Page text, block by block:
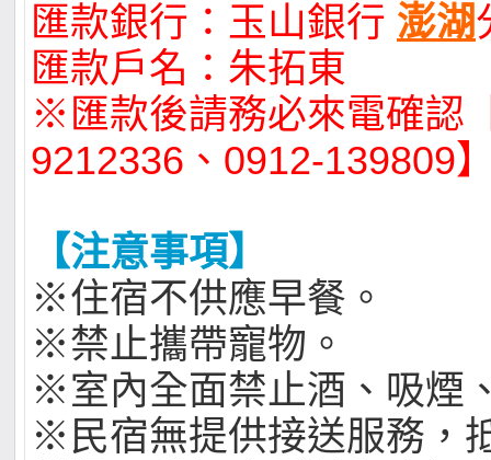
匯款銀行：玉山銀行 澎湖
匯款戶名：朱拓東
※匯款後請務必來電確認
9212336、0912-139809
【注意事項】
※住宿不供應早餐。
※禁止攜帶寵物。
※室內全面禁止酒、吸煙
※民宿無提供接送服務，